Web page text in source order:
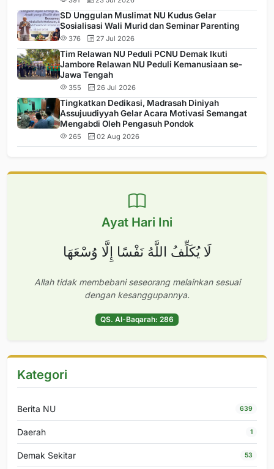
SD Unggulan Muslimat NU Kudus Gelar
Sosialisasi Wali Murid dan Seminar Parenting
376 27 Jul 2026
Tim Relawan NU Peduli PCNU Demak Ikuti
Jambore Relawan NU Peduli Kemanusiaan se-
Jawa Tengah
355 26 Jul 2026
Tingkatkan Dedikasi, Madrasah Diniyah
Assujuudiyyah Gelar Acara Motivasi Semangat
Mengabdi Oleh Pengasuh Pondok
265 02 Aug 2026
Ayat Hari Ini
لَا يُكَلِّفُ اللَّهُ نَفْسًا إِلَّا وُسْعَهَا
Allah tidak membebani seseorang melainkan sesuai
dengan kesanggupannya.
QS. Al-Baqarah: 286
Kategori
Berita NU 639
Daerah 1
Demak Sekitar 53